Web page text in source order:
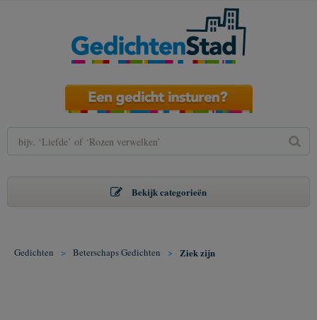
Bekijk categorieën
Gedichten > Beterschaps Gedichten > Ziek zijn